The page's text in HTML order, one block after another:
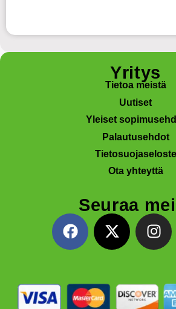
Yritys
Tietoa meistä
Uutiset
Yleiset
Palautusehdot
Tietosuojaseloste
Ota yhteyttä
Seuraa